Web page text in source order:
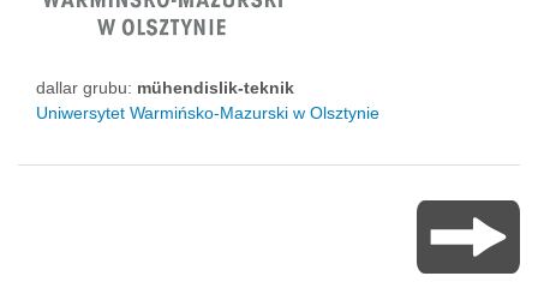
dallar grubu: mühendislik-teknik
Uniwersytet Warmińsko-Mazurski w Olsztynie